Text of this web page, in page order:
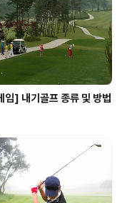
임] 내기골프 종류 및 방법